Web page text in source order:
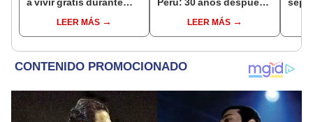
cuidar caballos, burros
y otros animales
LEER MÁS
creó un sorprendente
ecosistema
LEER MÁS